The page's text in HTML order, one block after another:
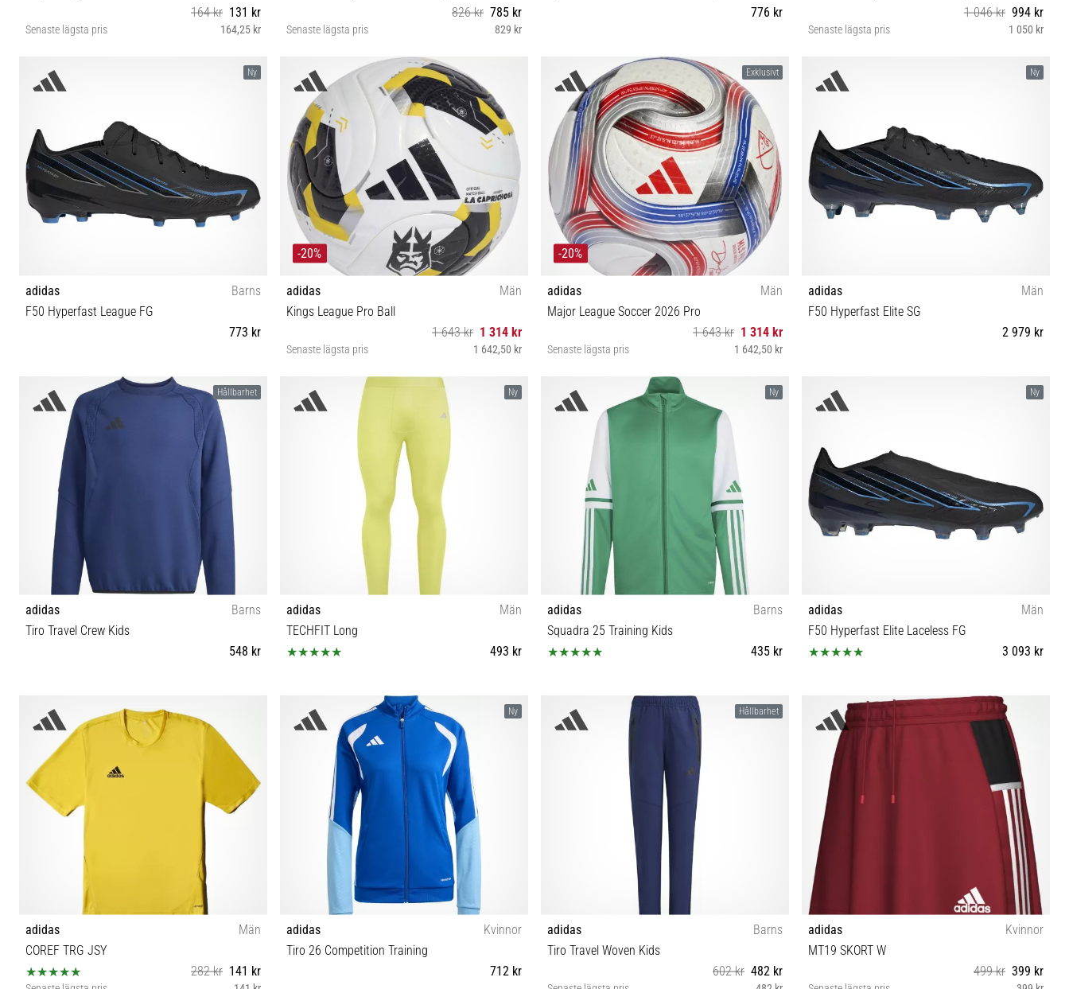
164 kr 131 kr
Senaste lägsta pris 164,25 kr
826 kr 785 kr
Senaste lägsta pris 829 kr
31½ 32 33 33½ 34 35 35½ 36 36⅔ 37⅓ 38 38⅔
776 kr
1 046 kr 994 kr
Senaste lägsta pris 1 050 kr
39⅓ 40 40⅔ 41⅓ 42 42⅔ 43⅓ 44 44⅔ 45⅓ 46
Ny
adidas
Barns
F50 Hyperfast League FG
773 kr
31½ 32 33 34 35½ 36 36⅔ 37⅓ 38 38⅔
-20%
adidas
Män
Kings League Pro Ball
1 643 kr 1 314 kr
Senaste lägsta pris 1 642,50 kr
Exklusivt
-20%
adidas
Män
Major League Soccer 2026 Pro
1 643 kr 1 314 kr
Senaste lägsta pris 1 642,50 kr
5
Ny
adidas
Män
F50 Hyperfast Elite SG
2 979 kr
39⅓ 40 40⅔ 41⅓ 42 42⅔ 43⅓ 44 44⅔ 45⅓ 46
Hållbarhet
adidas
Barns
Tiro Travel Crew Kids
548 kr
116 128 140 152 164 176
Ny
adidas
Män
TECHFIT Long
493 kr
M L XL
Ny
adidas
Barns
Squadra 25 Training Kids
435 kr
XL (165-176 cm)
Ny
adidas
Män
F50 Hyperfast Elite Laceless FG
3 093 kr
39⅓ 40 40⅔ 41⅓ 42 42⅔ 43⅓ 44 44⅔ 45⅓ 46
46⅔ 47⅓ 48
adidas
Män
COREF TRG JSY
282 kr 141 kr
Ny
adidas
Kvinnor
Tiro 26 Competition Training
712 kr
Hållbarhet
adidas
Barns
Tiro Travel Woven Kids
602 kr 482 kr
adidas
Kvinnor
MT19 SKORT W
499 kr 399 kr